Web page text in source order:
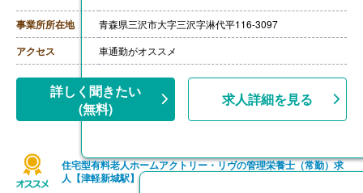
※基本給は経歴換算あり
※賃金は、当月末日払いです
【通勤手当】あり（上限22,000円/月）
【昇給】あり（1月あたり1,500円-2,500円）※前年度実
績
【退職金】あり※勤続2年以上
事業所所在地 青森県三沢市大字三沢字淋代平116-3097
アクセス 車通勤がオススメ
詳しく聞きたい
(無料)
求人詳細を見る
住宅型有料老人ホームアクトリー・リヴの管理栄養士（常勤）求
人【津軽新城駅】